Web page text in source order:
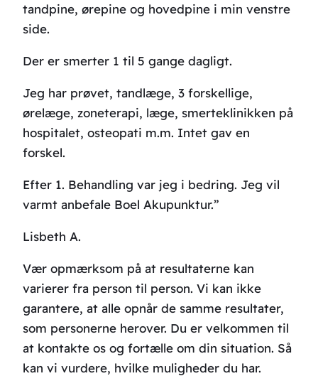
tandpine, ørepine og hovedpine i min venstre
side.
Der er smerter 1 til 5 gange dagligt.
Jeg har prøvet, tandlæge, 3 forskellige,
ørelæge, zoneterapi, læge, smerteklinikken på
hospitalet, osteopati m.m. Intet gav en
forskel.
Efter 1. Behandling var jeg i bedring. Jeg vil
varmt anbefale Boel Akupunktur.”
Lisbeth A.
Vær opmærksom på at resultaterne kan
varierer fra person til person. Vi kan ikke
garantere, at alle opnår de samme resultater,
som personerne herover. Du er velkommen til
at kontakte os og fortælle om din situation. Så
kan vi vurdere, hvilke muligheder du har.